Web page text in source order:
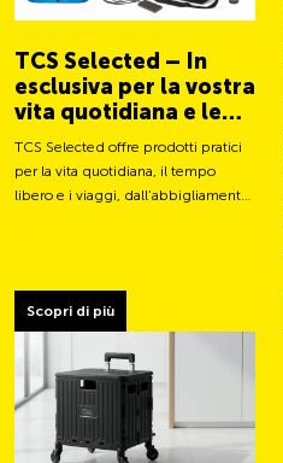
TCS Selected – In
esclusiva per la vostra
vita quotidiana e le
vostre avventure
TCS Selected offre prodotti pratici
per la vita quotidiana, il tempo
libero e i viaggi, dall’abbigliamento
Scopri di più